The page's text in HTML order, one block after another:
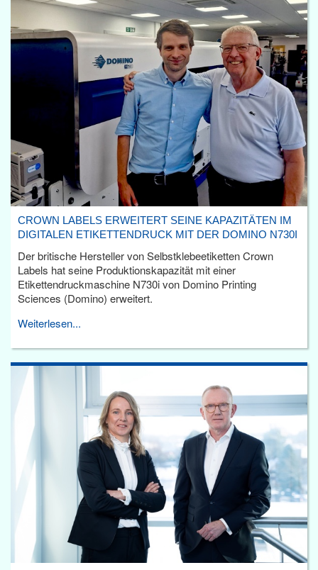
CROWN LABELS ERWEITERT SEINE KAPAZITÄTEN IM
DIGITALEN ETIKETTENDRUCK MIT DER DOMINO N730I
Der britische Hersteller von Selbstklebeetiketten Crown
Labels hat seine Produktionskapazität mit einer
Etikettendruckmaschine N730i von Domino Printing
Sciences (Domino) erweitert.
Weiterlesen...